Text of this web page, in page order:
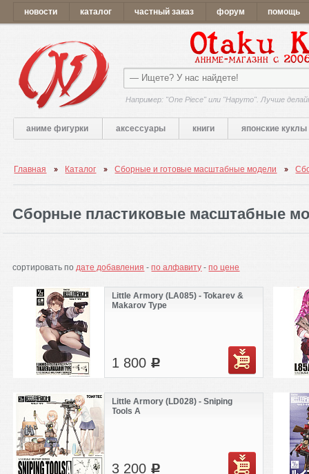
новости каталог частный заказ форум помощь
Например: "One Piece" или "Наруто". Лучше
аниме фигурки аксессуары книги японские куклы
Главная Каталог Сборные и готовые масштабные модели
Сборные пластиковые масштабные
сортировать подате добавления -по алфавиту -по цене
Little Armory (LA085) - Tokarev &
Makarov Type
1 800 c
Little Armory (LD028) - Sniping
Tools A
3 200 c